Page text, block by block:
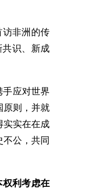
访非洲的传
共识、新成
手应对世界
原则，并就
实实在在成
公，共同
权利考虑在